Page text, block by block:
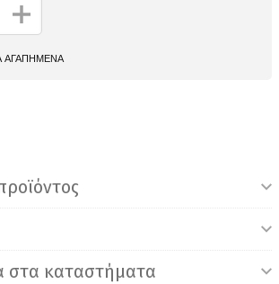
ΑΓΑΠΗΜΕΝΑ
στα καταστήματα